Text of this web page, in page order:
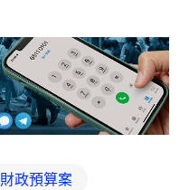
財政預算案